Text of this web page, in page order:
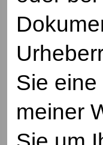
Sie
meiner